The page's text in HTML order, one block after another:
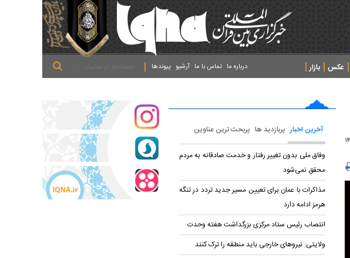
عکس
بازار
پیوندها آرشیو تماس با ما درباره ما
آخرین اخبار پربازدید ها پربحث ترین عناوین
وفاق ملی بدون تغییر رفتار و خدمت صادقانه به مردم
محقق نمی‌شود
مذاکرات با عمان برای تعیین مسیر جدید تردد در تنگه
هرمز ادامه دارد
انتصاب رئیس ستاد مرکزی بزرگداشت هفته وحدت
ولایتی: نیروهای خارجی باید منطقه را ترک کنند